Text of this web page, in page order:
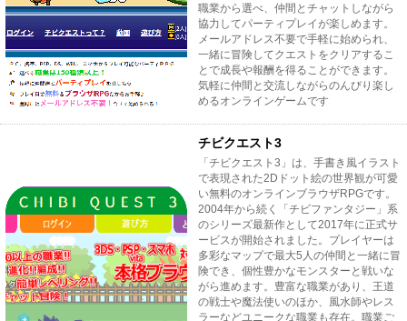
職業から選べ、仲間とチャットしながら
協力してパーティプレイが楽しめます。
メールアドレス不要で手軽に始められ、
一緒に冒険してクエストをクリアするこ
とで成長や報酬を得ることができます。
気軽に仲間と交流しながらのんびり楽し
めるオンラインゲームです
チビクエスト3
「チビクエスト3」は、手書き風イラスト
で表現された2Dドット絵の世界観が可愛
い無料のオンラインブラウザRPGです。
2004年から続く「チビファンタジー」系
のシリーズ最新作として2017年に正式サ
ービスが開始されました。プレイヤーは
多彩なマップで最大5人の仲間と一緒に冒
険でき、個性豊かなモンスターと戦いな
がら進めます。豊富な職業があり、王道
の戦士や魔法使いのほか、風水師やレス
ラーなどユニークな職業も存在。職業ご